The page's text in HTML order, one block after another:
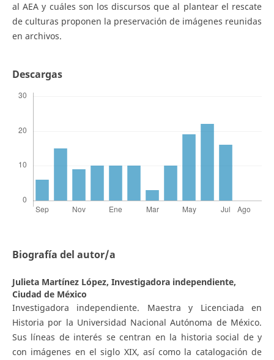
al AEA y cuáles son los discursos que al plantear el rescate
de culturas proponen la preservación de imágenes reunidas
en archivos.
Descargas
Biografía del autor/a
Julieta Martínez López, Investigadora independiente,
Ciudad de México
Investigadora independiente. Maestra y Licenciada en
Historia por la Universidad Nacional Autónoma de México.
Sus líneas de interés se centran en la historia social de y
con imágenes en el siglo XIX, así como la catalogación de